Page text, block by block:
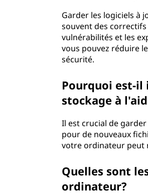
Garder les logiciels à
souvent des
vulnérabilités et les
vous pouvez réduire
sécurité.
Pourquoi est-il
stockage à
Il est crucial de
pour de nouveaux
votre ordinateur peut
Quelles sont
ordinateur?